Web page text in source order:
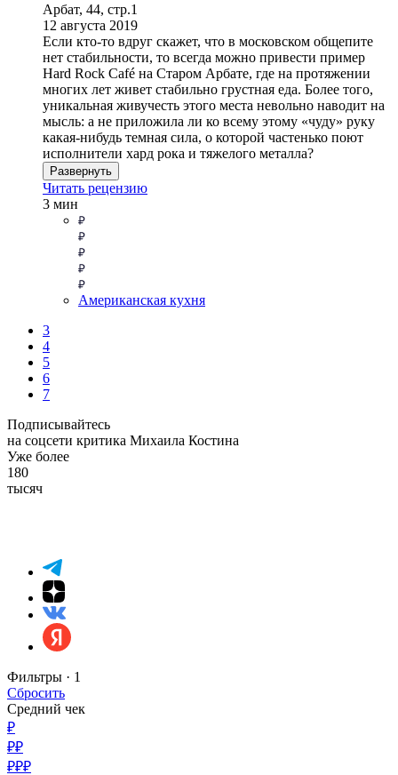
Арбат, 44, стр.1
12 августа 2019
Если кто-то вдруг скажет, что в московском общепите
нет стабильности, то всегда можно привести пример
Hard Rock Café на Старом Арбате, где на протяжении
многих лет живет стабильно грустная еда. Более того,
уникальная живучесть этого места невольно наводит на
мысль: а не приложила ли ко всему этому «чуду» руку
какая-нибудь темная сила, о которой частенько поют
исполнители хард рока и тяжелого металла?
Развернуть
Читать рецензию
3 мин
Американская кухня
3
4
5
6
7
Подписывайтесь
на соцсети критика Михаила Костина
Уже более
180
тысяч
Фильтры · 1
Сбросить
Средний чек
₽
₽₽
₽₽₽